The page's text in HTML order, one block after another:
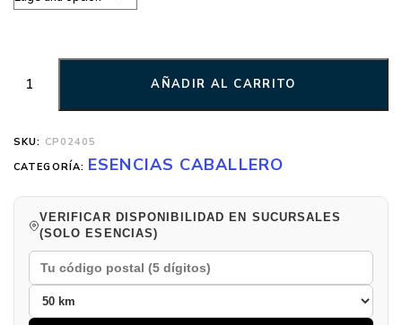
AÑADIR AL CARRITO
SKU: CP02405
CATEGORÍA: ESENCIAS CABALLERO
VERIFICAR DISPONIBILIDAD EN SUCURSALES
(SOLO ESENCIAS)